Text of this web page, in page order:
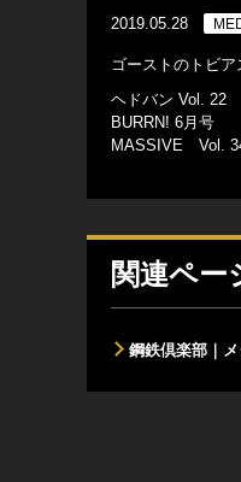
2019.05.28
ゴーストのトビア
ヘドバン Vol. 22
BURRN! 6月号
MASSIVE Vol.
関連ペー
鋼鉄倶楽部｜